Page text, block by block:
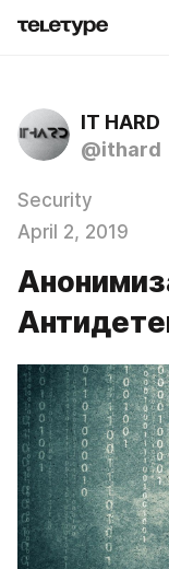
IT HARD
@ithard
Security
April 2, 2019